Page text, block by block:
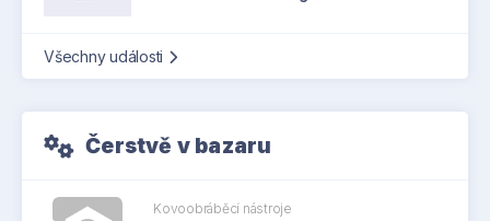
Všechny události
Čerstvě v bazaru
Kovoobráběcí nástroje